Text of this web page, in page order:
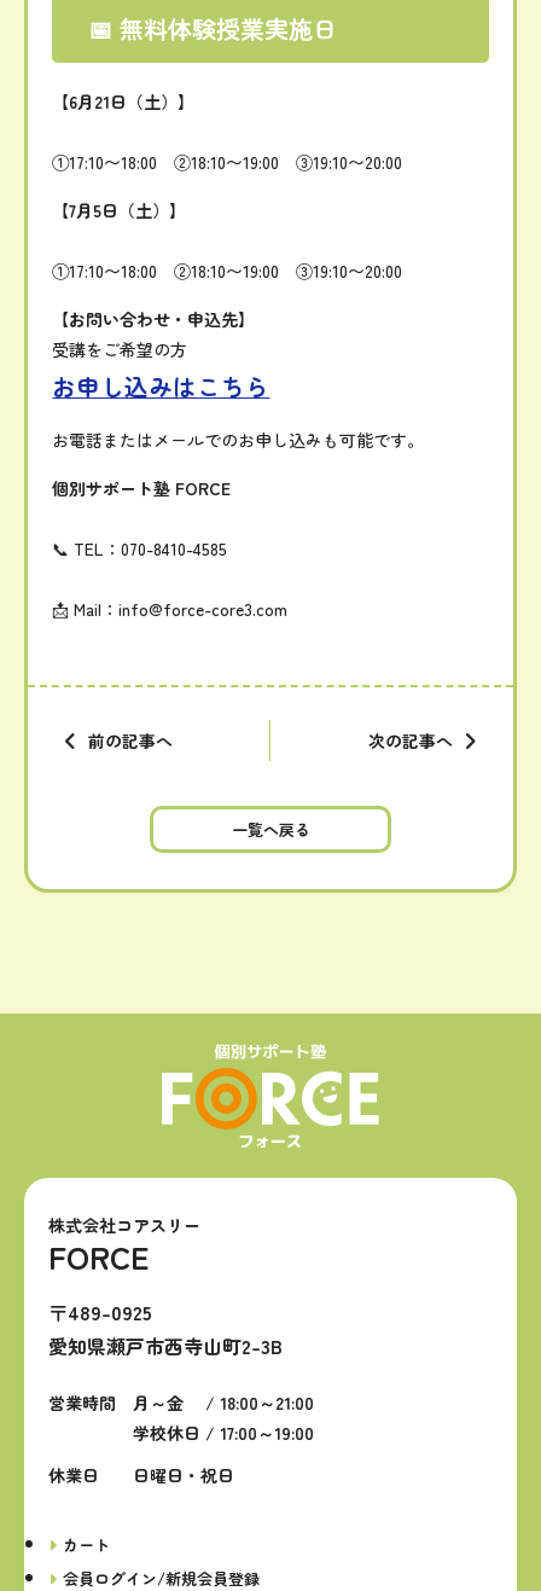
📅無料体験授業実施日
【6月 21日（土）】
①17:10〜18:00 ②18:10〜19:00 ③19:10〜20:00
【7月 5日（土）】
①17:10〜18:00 ②18:10〜19:00 ③19:10〜20:00
【お問い合わせ・ 申込先】
受講をご希望の方
お申し込みはこちら
お電話 またはメールでのお申し込みも可能です。
個別サポート塾 FORCE
📞 TEL：070-8410-4585
📩Mail：info@force-core3.com
前の記事へ 次の記事へ
一覧へ戻る
株式会社コアスリー
FORCE
〒489-0925
愛知県瀬戸市西寺山町2-3B
営業時間
月～金 / 18:00～21:00
学校休日 / 17:00～19:00
休業日
日曜日・祝日
カート
会員ログイン/新規会員登録